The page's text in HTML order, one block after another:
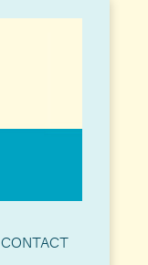
CONTACT